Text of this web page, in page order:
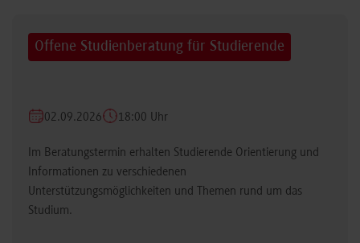
Offene Studienberatung für Studierende
02.09.2026 18:00 Uhr
Im Beratungstermin erhalten Studierende Orientierung und
Informationen zu verschiedenen
Unterstützungsmöglichkeiten und Themen rund um das
Studium.